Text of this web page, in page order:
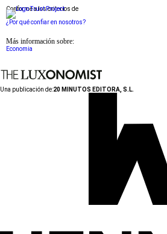
Conforme a los criterios de
¿Por qué confiar en nosotros?
Más información sobre:
Economia
Una publicación de:20 MINUTOS EDITORA, S.L.